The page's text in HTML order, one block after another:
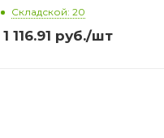
Складской: 20
1 116.91 руб./шт